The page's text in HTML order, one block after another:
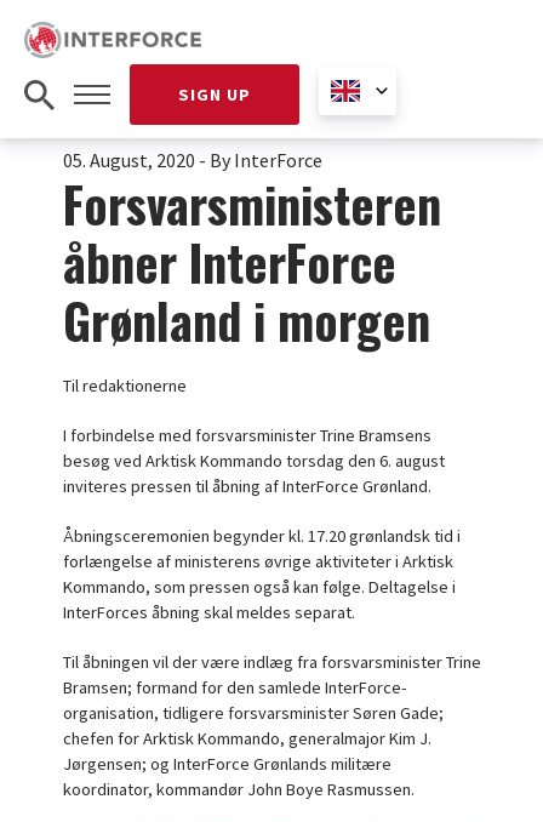
SIGN UP
05. August, 2020 - By InterForce
Forsvarsministeren
åbner InterForce
Grønland i morgen
Til redaktionerne
I forbindelse med forsvarsminister Trine Bramsens
besøg ved Arktisk Kommando torsdag den 6. august
inviteres pressen til åbning af InterForce Grønland.
Åbningsceremonien begynder kl. 17.20 grønlandsk tid i
forlængelse af ministerens øvrige aktiviteter i Arktisk
Kommando, som pressen også kan følge. Deltagelse i
InterForces åbning skal meldes separat.
Til åbningen vil der være indlæg fra forsvarsminister Trine
Bramsen; formand for den samlede InterForce-
organisation, tidligere forsvarsminister Søren Gade;
chefen for Arktisk Kommando, generalmajor Kim J.
Jørgensen; og InterForce Grønlands militære
koordinator, kommandør John Boye Rasmussen.